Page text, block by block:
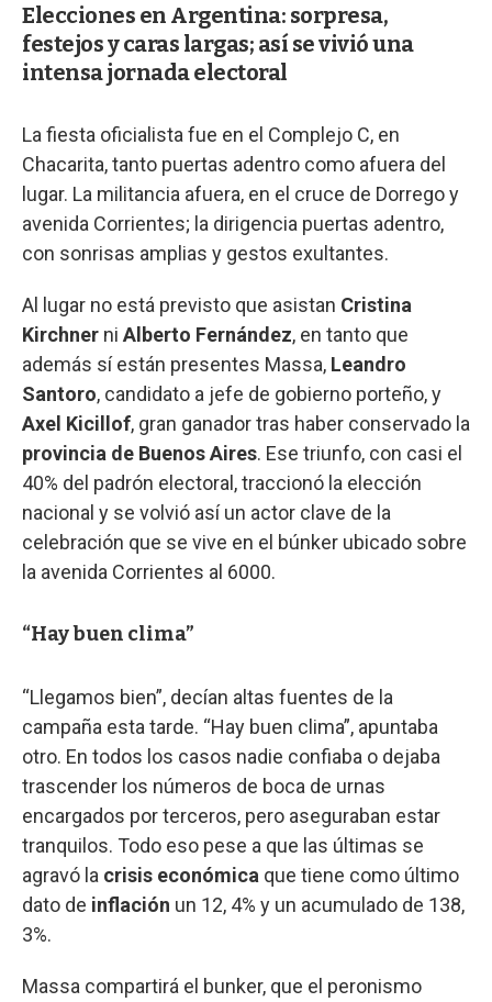
Elecciones en Argentina: sorpresa,
festejos y caras largas; así se vivió una
intensa jornada electoral
La fiesta oficialista fue en el Complejo C, en
Chacarita, tanto puertas adentro como afuera del
lugar. La militancia afuera, en el cruce de Dorrego y
avenida Corrientes; la dirigencia puertas adentro,
con sonrisas amplias y gestos exultantes.
Al lugar no está previsto que asistan Cristina
Kirchner ni Alberto Fernández, en tanto que
además sí están presentes Massa, Leandro
Santoro, candidato a jefe de gobierno porteño, y
Axel Kicillof, gran ganador tras haber conservado la
provincia de Buenos Aires. Ese triunfo, con casi el
40% del padrón electoral, traccionó la elección
nacional y se volvió así un actor clave de la
celebración que se vive en el búnker ubicado sobre
la avenida Corrientes al 6000.
“Hay buen clima”
“Llegamos bien”, decían altas fuentes de la
campaña esta tarde. “Hay buen clima”, apuntaba
otro. En todos los casos nadie confiaba o dejaba
trascender los números de boca de urnas
encargados por terceros, pero aseguraban estar
tranquilos. Todo eso pese a que las últimas se
agravó la crisis económica que tiene como último
dato de inflación un 12, 4% y un acumulado de 138,
3%.
Massa compartirá el bunker, que el peronismo